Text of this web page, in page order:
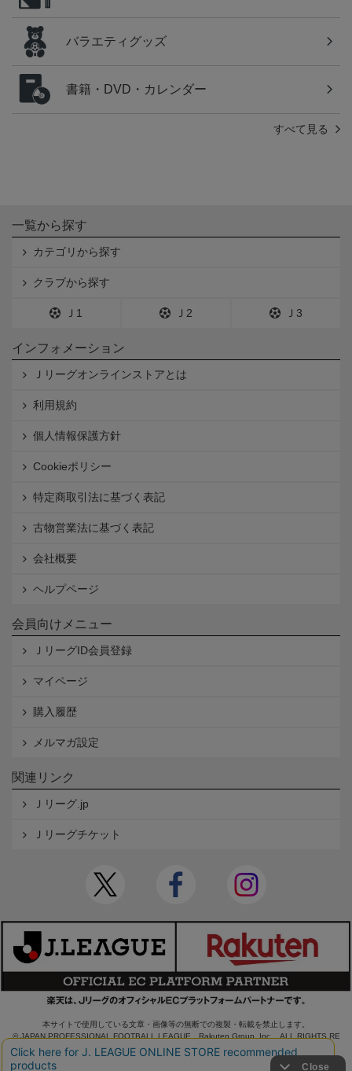
バラエティグッズ
書籍・DVD・カレンダー
すべて見る
一覧から探す
カテゴリから探す
クラブから探す
Ｊ1 Ｊ2 Ｊ3
インフォメーション
Ｊリーグオンラインストアとは
利用規約
個人情報保護方針
Cookieポリシー
特定商取引法に基づく表記
古物営業法に基づく表記
会社概要
ヘルプページ
会員向けメニュー
ＪリーグID会員登録
マイページ
購入履歴
メルマガ設定
関連リンク
Ｊリーグ.jp
Ｊリーグチケット
本サイトで使用している文章・画像等の無断での複製・転載を禁止します。
© JAPAN PROFESSIONAL FOOTBALL LEAGUE Rakuten Group, Inc. ALL RIGHTS RE
SERVED.